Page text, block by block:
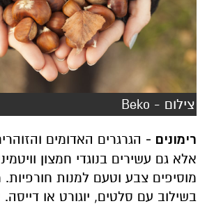
צילום - Beko
רימונים - הגרגרים האדומים
אלא גם עשירים בנוגדי חמצון
מוסיפים צבע וטעם למנות חורפיות.
בשילוב עם סלטים, יוגורט או